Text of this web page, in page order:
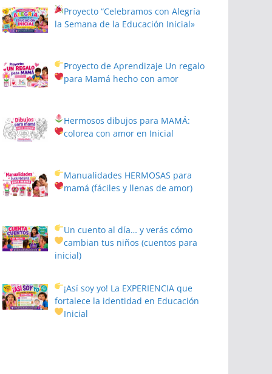
Proyecto“Celebramos con Alegría
la Semana de la Educación Inicial»
Proyecto de Aprendizaje Un regalo
para Mamá hecho con amor
Hermosos dibujos para MAMÁ:
colorea con amor en Inicial
Manualidades HERMOSAS para
mamá (fáciles y llenas de amor)
Un cuento al día… y verás cómo
cambian tus niños(cuentos para
inicial)
¡Así soy yo! La EXPERIENCIA que
fortalece la identidad en Educación
Inicial